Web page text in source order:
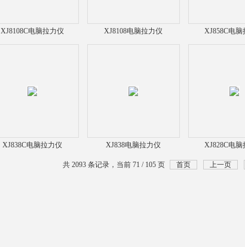
XJ8108C电脑拉力仪 XJ8108电脑拉力仪 XJ858C电
XJ838C电脑拉力仪 XJ838电脑拉力仪 XJ828C电
共 2093 条记录，当前 71 / 105 页 首页 上一页